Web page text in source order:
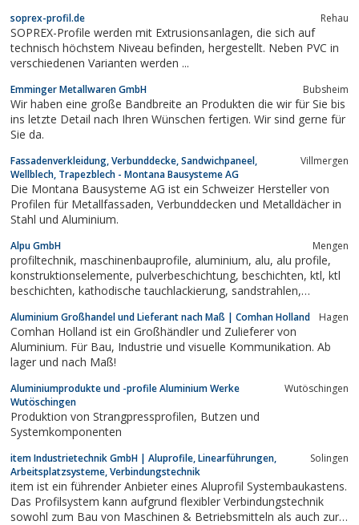
sind wir der kompetente Partner. Die Verbindung aus Qualität,
Produktmix und Kompatibilität ist einmalig am...
soprex-profil.de Rehau
SOPREX-Profile werden mit Extrusionsanlagen, die sich auf
technisch höchstem Niveau befinden, hergestellt. Neben PVC in
verschiedenen Varianten werden ...
Emminger Metallwaren GmbH Bubsheim
Wir haben eine große Bandbreite an Produkten die wir für Sie bis
ins letzte Detail nach Ihren Wünschen fertigen. Wir sind gerne für
Sie da.
Fassadenverkleidung, Verbunddecke, Sandwichpaneel,
Wellblech, Trapezblech - Montana Bausysteme AG
Villmergen
Die Montana Bausysteme AG ist ein Schweizer Hersteller von
Profilen für Metallfassaden, Verbunddecken und Metalldächer in
Stahl und Aluminium.
Alpu GmbH Mengen
profiltechnik, maschinenbauprofile, aluminium, alu, alu profile,
konstruktionselemente, pulverbeschichtung, beschichten, ktl, ktl
beschichten, kathodische tauchlackierung, sandstrahlen,
Aluminium Großhandel und Lieferant nach Maß | Comhan Holland Hagen
Comhan Holland ist ein Großhändler und Zulieferer von
Aluminium. Für Bau, Industrie und visuelle Kommunikation. Ab
lager und nach Maß!
Aluminiumprodukte und -profile Aluminium Werke
Wutöschingen
Wutöschingen
Produktion von Strangpressprofilen, Butzen und
Systemkomponenten
item Industrietechnik GmbH | Aluprofile, Linearführungen,
Arbeitsplatzsysteme, Verbindungstechnik
Solingen
item ist ein führender Anbieter eines Aluprofil Systembaukastens.
Das Profilsystem kann aufgrund flexibler Verbindungstechnik
sowohl zum Bau von Maschinen & Betriebsmitteln als auch zur